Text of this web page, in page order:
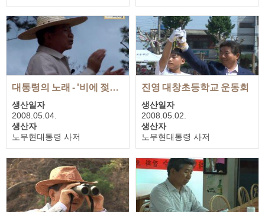
재생시간
00:32:08
재생시간
00:16:31
대통령의 노래 - '비에 젖은 주막집'
생산일자
2008.05.04.
생산자
노무현대통령 사저
재생시간
00:02:07
진영 대창초등학교 운동회
생산일자
2008.05.02.
생산자
노무현대통령 사저
재생시간
00:08:47